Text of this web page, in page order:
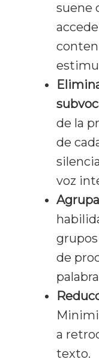
suene
de la
de
voz
de
a
texto.